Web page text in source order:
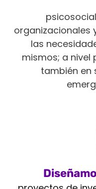
organizacionales
las
mismos; a
también en